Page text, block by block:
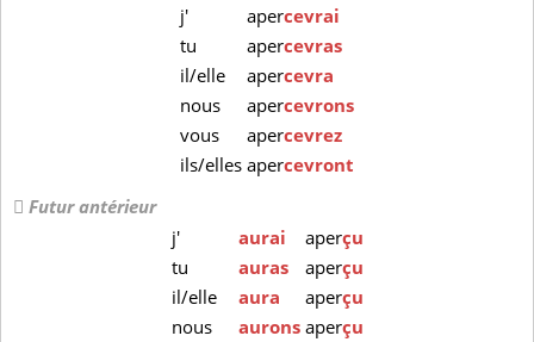
j'
apercevrai
tu
apercevras
il/elle
apercevra
nous
apercevrons
vous
apercevrez
ils/ellesapercevront
Futur antérieur
j'
aurai aperçu
tu
auras aperçu
il/elle
aura aperçu
nous
aurons aperçu